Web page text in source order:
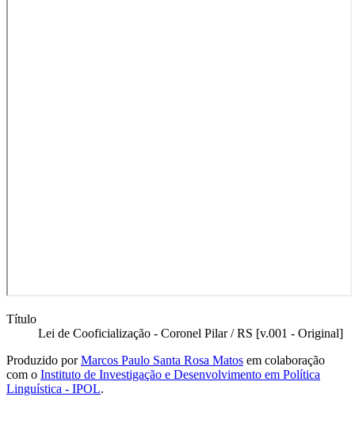
Título
Lei de Cooficialização - Coronel Pilar / RS [v.001 - Original]
Produzido porMarcos Paulo Santa Rosa Matos em colaboração
com o Instituto de Investigação e Desenvolvimento em Política
Linguística - IPOL.